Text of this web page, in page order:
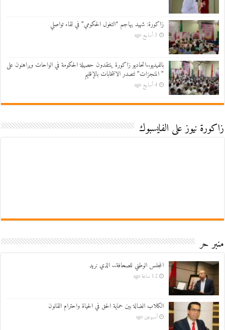
زاكورة: شهيد يهاجم “التغول الحكومي” في لقاء تواصلي
3 أسابيع ago
بالفيديو..اتحاديو زاكورة ينتقدون حصيلة الحكومة في الواحات ويراهنون على
” المنجزات” لتصدر الانتخابات بالإقليم
4 أسابيع ago
زاكورة نيوز على الفايسبوك
منبر حر
المجلس الوطني للصحافة.. الذي نريد
12 ساعة ago
الكلاب الضالة بين حماية الحق في الحياة واحترام القانون
أسبوعين ago